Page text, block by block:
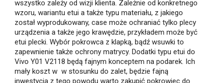
wszystko zależy od wizji klienta. Zależnie od konkretnego
wzoru, wariantu etui a także typu materiału, z jakiego
został wyprodukowany, case może ochraniać tylko plecy
urządzenia a także jego krawędzie, przykładem może być
etui plecki. Wybór pokrowca z klapką, bądź wsuwki to
zapewnienie także ochrony matrycy. Dodatki typu etui do
Vivo Y01 V2118 będą fajnym konceptem na podarek. Ich
mały koszt w w stosunku do zalet, będzie fajną